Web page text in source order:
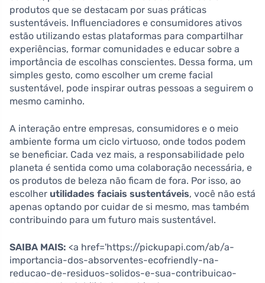
produtos que se destacam por suas práticas
sustentáveis. Influenciadores e consumidores ativos
estão utilizando estas plataformas para compartilhar
experiências, formar comunidades e educar sobre a
importância de escolhas conscientes. Dessa forma, um
simples gesto, como escolher um creme facial
sustentável, pode inspirar outras pessoas a seguirem o
mesmo caminho.
A interação entre empresas, consumidores e o meio
ambiente forma um ciclo virtuoso, onde todos podem
se beneficiar. Cada vez mais, a responsabilidade pelo
planeta é sentida como uma colaboração necessária, e
os produtos de beleza não ficam de fora. Por isso, ao
escolher utilidades faciais sustentáveis, você não está
apenas optando por cuidar de si mesmo, mas também
contribuindo para um futuro mais sustentável.
SAIBA MAIS: <a href='https://pickupapi.com/ab/a-
importancia-dos-absorventes-ecofriendly-na-
reducao-de-residuos-solidos-e-sua-contribuicao-